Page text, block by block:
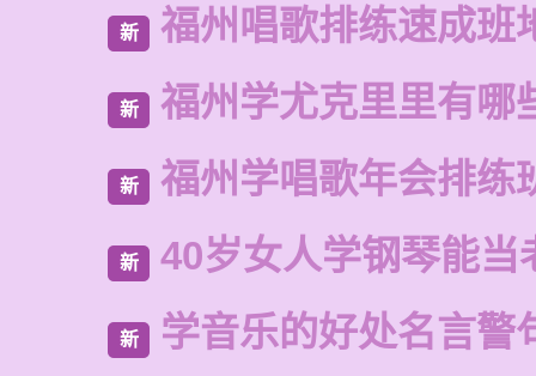
新 福州唱歌排练速成班
新 福州学尤克里里有哪
新 福州学唱歌年会排练
新 40岁女人学钢琴能当
新 学音乐的好处名言警